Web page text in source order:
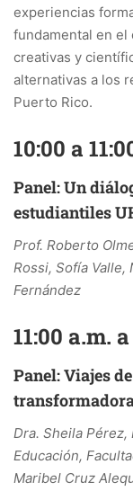
experiencias
fundamental en
creativas y
alternativas a los
Puerto Rico.
10:00 a
Panel: Un
estudiantiles
Prof. Roberto
Rossi, Sofía Valle,
Fernández
11:00 a.m.
Panel: Viajes
Dra. Sheila
Educación,
Maribel Cruz